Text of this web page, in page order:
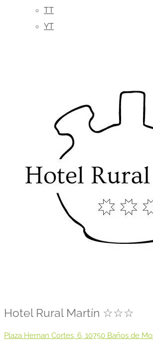
TT
YT
Hotel Rural Martín ☆☆☆
Plaza Hernan Cortes, 6, 10750 Baños de